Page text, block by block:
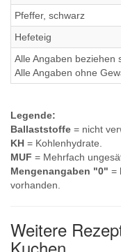
Pfeffer, schwarz
Hefeteig
Alle Angaben beziehen
Alle Angaben ohne
Legende:
Ballaststoffe = nicht
KH = Kohlenhydrate.
MUF = Mehrfach
Mengenangaben "0" =
vorhanden.
Weitere